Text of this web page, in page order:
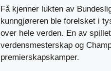
Få kjenner lukten av
kunngjøreren ble forelsket i
over hele verden. En av
verdensmesterskap og
premierskapskamper.